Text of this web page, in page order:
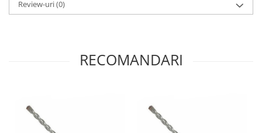
Review-uri(0)
RECOMANDARI